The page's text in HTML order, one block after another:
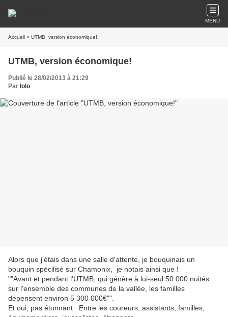
MENU
Accueil » UTMB, version économique!
UTMB, version économique!
Publié le 28/02/2013 à 21:29
Par lolo
Alors que j'étais dans une salle d'attente, je bouquinais un
bouquin spécilisé sur Chamonix, je notais ainsi que !
""Avant et pendant l'UTMB, qui génère à lui-seul 50 000 nuités
sur l'ensemble des communes de la vallée, les familles
dépensent environ 5 300 000€"".
Et oui, pas étonnant : Entre les coureurs, assistants, familles,